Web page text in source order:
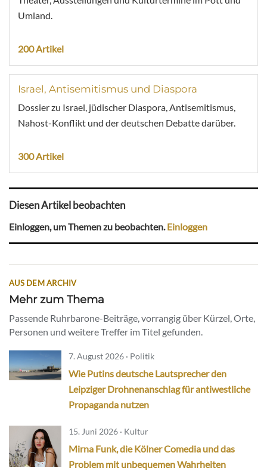
Umland.
200 Artikel
Israel, Antisemitismus und Diaspora
Dossier zu Israel, jüdischer Diaspora, Antisemitismus,
Nahost-Konflikt und der deutschen Debatte darüber.
300 Artikel
Diesen Artikel beobachten
Einloggen, um Themen zu beobachten. Einloggen
AUS DEM ARCHIV
Mehr zum Thema
Passende Ruhrbarone-Beiträge, vorrangig über Kürzel, Orte,
Personen und weitere Treffer im Titel gefunden.
7. August 2026 · Politik
Wie Putins deutsche Lautsprecher den
Leipziger Drohnenanschlag für antiwestliche
Propaganda nutzen
15. Juni 2026 · Kultur
Mirna Funk, die Kölner Comedia und das
Problem mit unbequemen Wahrheiten